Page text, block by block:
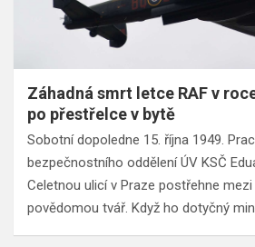
Záhadná smrt letce RAF v
po přestřelce v bytě
Sobotní dopoledne 15. října 1949.
bezpečnostního oddělení ÚV KSČ
Celetnou ulicí v Praze postřehne
povědomou tvář. Když ho dotyčný